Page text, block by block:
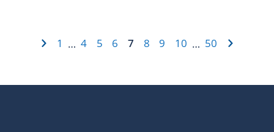
1 … 4 5 6 7 8 9 10 … 50